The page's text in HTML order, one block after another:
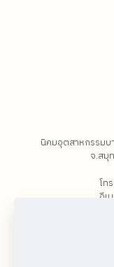
นิคมอุตสาหกรรมบ
จ.สมุ
โท
อีเ